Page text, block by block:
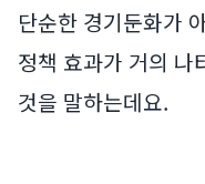
단순한 경기둔화가
정책 효과가 거의 나
것을 말하는데요.